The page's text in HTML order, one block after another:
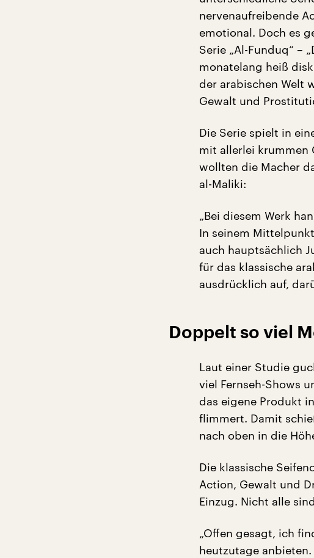
nervenaufreibende
emotional. Doch es
Serie „Al-Funduq“ –
monatelang heiß
der arabischen Welt
Gewalt und
Die Serie spielt in
mit allerlei krummen
wollten die Macher
al-Maliki:
„Bei diesem Werk
In seinem
auch hauptsächlich
für das klassische
ausdrücklich auf,
Doppelt so viel
Laut einer Studie
viel Fernseh-Shows
das eigene Produkt
flimmert. Damit
nach oben in die
Die klassische
Action, Gewalt und
Einzug. Nicht alle
„Offen gesagt, ich
heutzutage